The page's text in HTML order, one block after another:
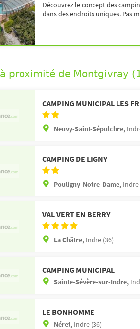
Découvrez le concept des
dans des endroits uniques. Pas
à proximité de Montgivray
CAMPING MUNICIPAL LES
Neuvy-Saint-Sépulchre,
CAMPING DE LIGNY
Pouligny-Notre-Dame, Indre
VAL VERT EN BERRY
La Châtre, Indre (36)
CAMPING MUNICIPAL
Sainte-Sévère-sur-Indre,
LE BONHOMME
Néret, Indre (36)